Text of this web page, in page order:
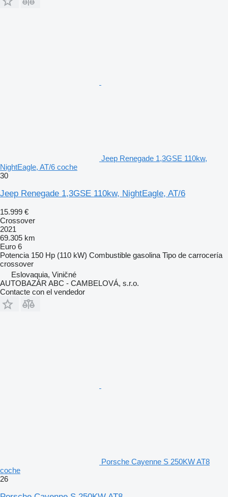
Jeep Renegade 1,3GSE 110kw,
NightEagle, AT/6 coche
30
Jeep Renegade 1,3GSE 110kw, NightEagle, AT/6
15.999 €
Crossover
2021
69.305 km
Euro 6
Potencia 150 Hp (110 kW) Combustible gasolina Tipo de carrocería
crossover
Eslovaquia, Viničné
AUTOBAZÁR ABC - CAMBELOVÁ, s.r.o.
Contacte con el vendedor
Porsche Cayenne S 250KW AT8
coche
26